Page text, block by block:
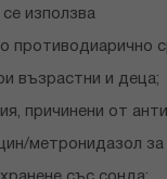
използва
противодиарично
възрастни и деца;
причинени от
метронидазол